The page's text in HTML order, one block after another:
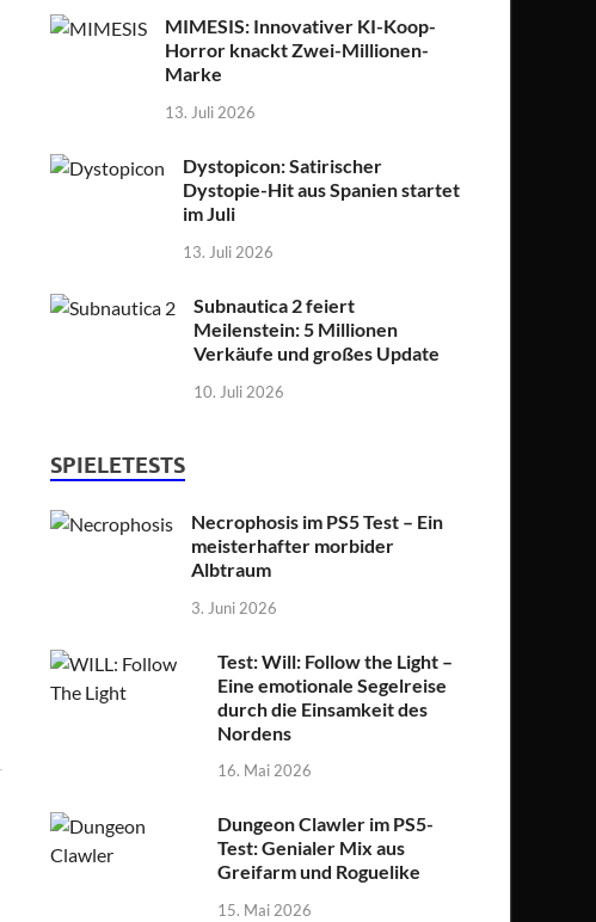
MIMESIS: Innovativer KI-Koop-
Horror knackt Zwei-Millionen-
Marke
13. Juli 2026
Dystopicon: Satirischer
Dystopie-Hit aus Spanien startet
im Juli
13. Juli 2026
Subnautica 2 feiert
Meilenstein: 5 Millionen
Verkäufe und großes Update
10. Juli 2026
SPIELETESTS
Necrophosis im PS5 Test – Ein
meisterhafter morbider
Albtraum
3. Juni 2026
Test: Will: Follow the Light –
Eine emotionale Segelreise
durch die Einsamkeit des
Nordens
16. Mai 2026
Dungeon Clawler im PS5-
Test: Genialer Mix aus
Greifarm und Roguelike
15. Mai 2026